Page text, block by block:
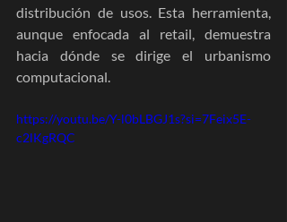
distribución de usos. Esta herramienta,
aunque enfocada al retail, demuestra
hacia dónde se dirige el urbanismo
computacional.
https://youtu.be/Y-l0bLBGJ1s?si=7Feix5E-
c2lKgRQC